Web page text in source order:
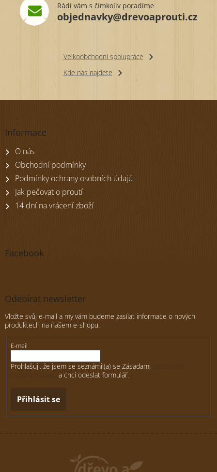
objednavky@drevoaprouti.cz
Rádi vám s čímkoliv poradíme
Velkoobchodní spolupráce
Kde nás najdete
Z
Informace
O nás
Obchodní podmínky
Podmínky ochrany osobních údajů
Jak pečovat o proutí
14 dní na vrácení zboží
Facebook
Odebírat newsletter
Vložte svůj e-mail a my vám budeme zasílat informace o nových
produktech na našem e-shopu.
E-mail
Prohlašuji, že jsem se seznámil(a) se Zásadami
a chci odeslat formulář.
Přihlásit se